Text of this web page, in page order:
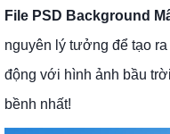
File PSD Background
nguyên lý tưởng để tạo
động với hình ảnh bầu
bềnh nhất!